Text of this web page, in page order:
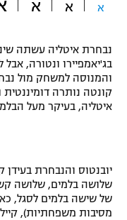
משתתפים וזוכים
תקנון משתתפים
תקנון עבור פעילות ספורט 1
גיימינג E-Sports
תנאי שימוש
ספורט מוטורי
כדורמים
בייסבול MLB
ספורט אתגרי
א א א
נבחרת איטליה עשתה
בג'יאמפיירו ונטורה,
והמנוסה למשחק מול
קונטה נותרה
איטליה, בעיקר מעל
יובנטוס והנבחרת
שלושה בלמים, שלושה
של שישה בלמים לסגל,
מסיבות משפחתיות),